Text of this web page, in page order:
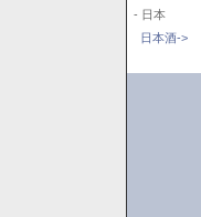
- 日本
日本酒->